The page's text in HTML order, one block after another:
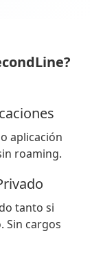
aplicación
roaming.
tanto si
Sin cargos